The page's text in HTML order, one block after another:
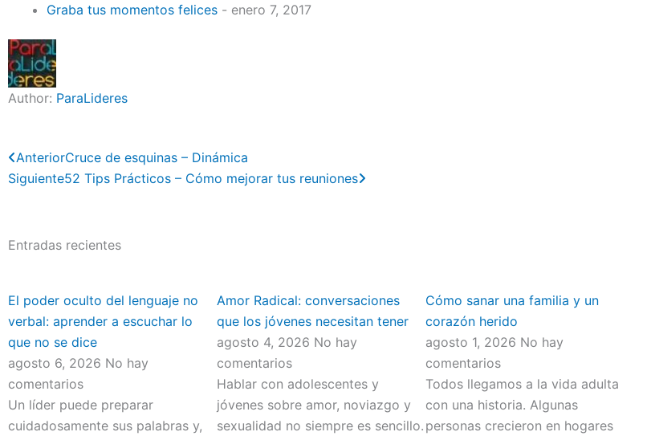
Graba tus momentos felices - enero 7, 2017
Author: ParaLideres
Previo
AnteriorCruce de esquinas – Dinámica
Siguiente52 Tips Prácticos – Cómo mejorar tus reuniones
Entradas recientes
El poder oculto del lenguaje no
verbal: aprender a escuchar lo
que no se dice
agosto 6, 2026 No hay
comentarios
Un líder puede preparar
cuidadosamente sus palabras y,
Amor Radical: conversaciones
que los jóvenes necesitan tener
agosto 4, 2026 No hay
comentarios
Hablar con adolescentes y
jóvenes sobre amor, noviazgo y
sexualidad no siempre es sencillo.
Cómo sanar una familia y un
corazón herido
agosto 1, 2026 No hay
comentarios
Todos llegamos a la vida adulta
con una historia. Algunas
personas crecieron en hogares